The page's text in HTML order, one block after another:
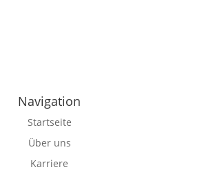
Navigation
Startseite
Über uns
Karriere